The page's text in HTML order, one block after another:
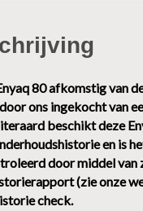
stabiliteits programma
achter
voor
80 afkomstig van
ons ingekocht van
beschikt deze
en is
door middel van
(zie onze
check.